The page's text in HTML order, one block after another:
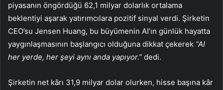
piyasanın öngördüğü 62,1 milyar dolarlık ortalama
beklentiyi aşarak yatırımcılara pozitif sinyal verdi. Şirketin
CEO’su Jensen Huang, bu büyümenin AI’ın günlük hayatta
yaygınlaşmasının başlangıcı olduğuna dikkat çekerek “AI
her yerde, her şeyi aynı anda yapıyor.” dedi.
Şirketin net kârı 31,9 milyar dolar olurken, hisse başına kâr